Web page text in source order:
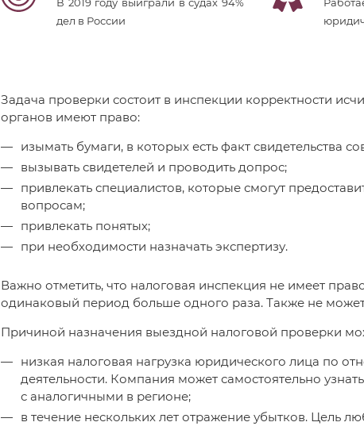
В 2019 году выиграли в судах 94%
дел в России
Задача проверки состоит в инспекции корректности
органов имеют право:
изымать бумаги, в которых есть факт свидетельства
вызывать свидетелей и проводить допрос;
привлекать специалистов, которые смогут
вопросам;
привлекать понятых;
при необходимости назначать экспертизу.
Важно отметить, что налоговая инспекция не имеет
одинаковый период больше одного раза. Также не
Причиной назначения выездной налоговой проверки
низкая налоговая нагрузка юридического лица по
деятельности. Компания может самостоятельно
с аналогичными в регионе;
в течение нескольких лет отражение убытков. Цель